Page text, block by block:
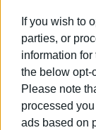
If you wish to
parties, or
information
the below opt-
Please note
processed
ads based on